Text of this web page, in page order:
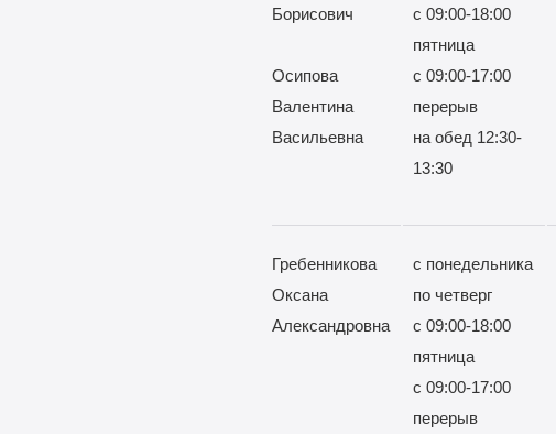
Борисович
Осипова
Валентина
Васильевна
с 09:00-18:00
пятница
с 09:00-17:00
перерыв
на обед 12:30-
13:30
Гребенникова
Оксана
Александровна
с понедельника
по четверг
с 09:00-18:00
пятница
с 09:00-17:00
перерыв